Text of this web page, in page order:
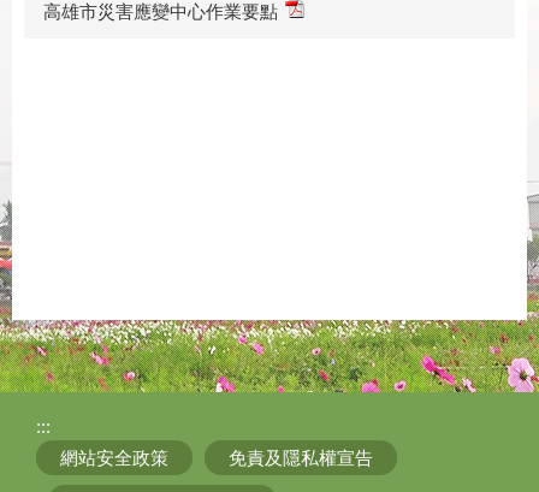
高雄市災害應變中心作業要點
:::
網站安全政策
免責及隱私權宣告